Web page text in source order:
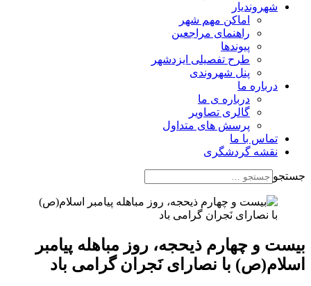
شهروندیار
اماکن مهم شهر
راهنمای مراجعین
پیوند‌ها
طرح تفصیلی ایزدشهر
پنل شهروندی
درباره ما
درباره ی ما
گالری تصاویر
پرسش های متداول
تماس با ما
نقشه گردشگری
جستجو
بیست و چهارم ذیحجه، روز مباهله پیامبر
اسلام(ص) با نصارای نَجران گرامی باد